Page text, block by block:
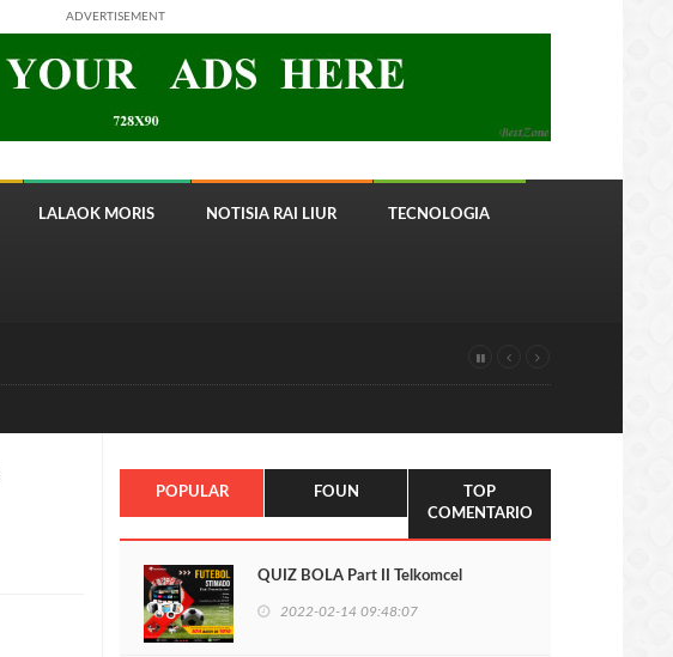
ADVERTISEMENT
LALAOK MORIS NOTISIA RAI LIUR TECNOLOGIA
POPULAR FOUN
TOP
COMENTARIO
QUIZ BOLA Part II Telkomcel
2022-02-14 09:48:07